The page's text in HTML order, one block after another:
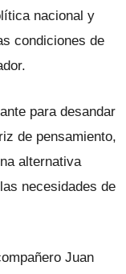
nacional y
condiciones de
para desandar
de pensamiento,
alternativa
necesidades de
Juan